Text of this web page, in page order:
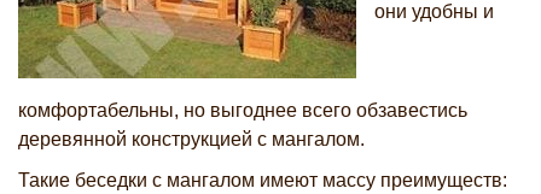
они удобны и
комфортабельны, но выгоднее всего обзавестись
деревянной конструкцией с мангалом.
Такие беседки с мангалом имеют массу преимуществ: